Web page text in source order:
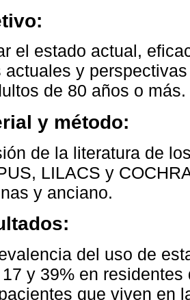
el estado actual,
actuales y
de 80 años o más.
y método:
de la literatura de
LILACS y
y anciano.
del uso de
y 39% en
que viven en